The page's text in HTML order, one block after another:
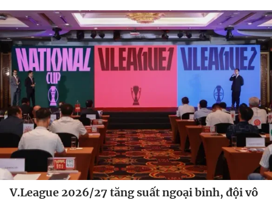
V.League 2026/27 tăng suất ngoại binh, đội vô